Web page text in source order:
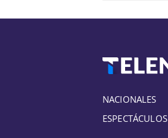
NACIONALES
ESPECTÁCULOS